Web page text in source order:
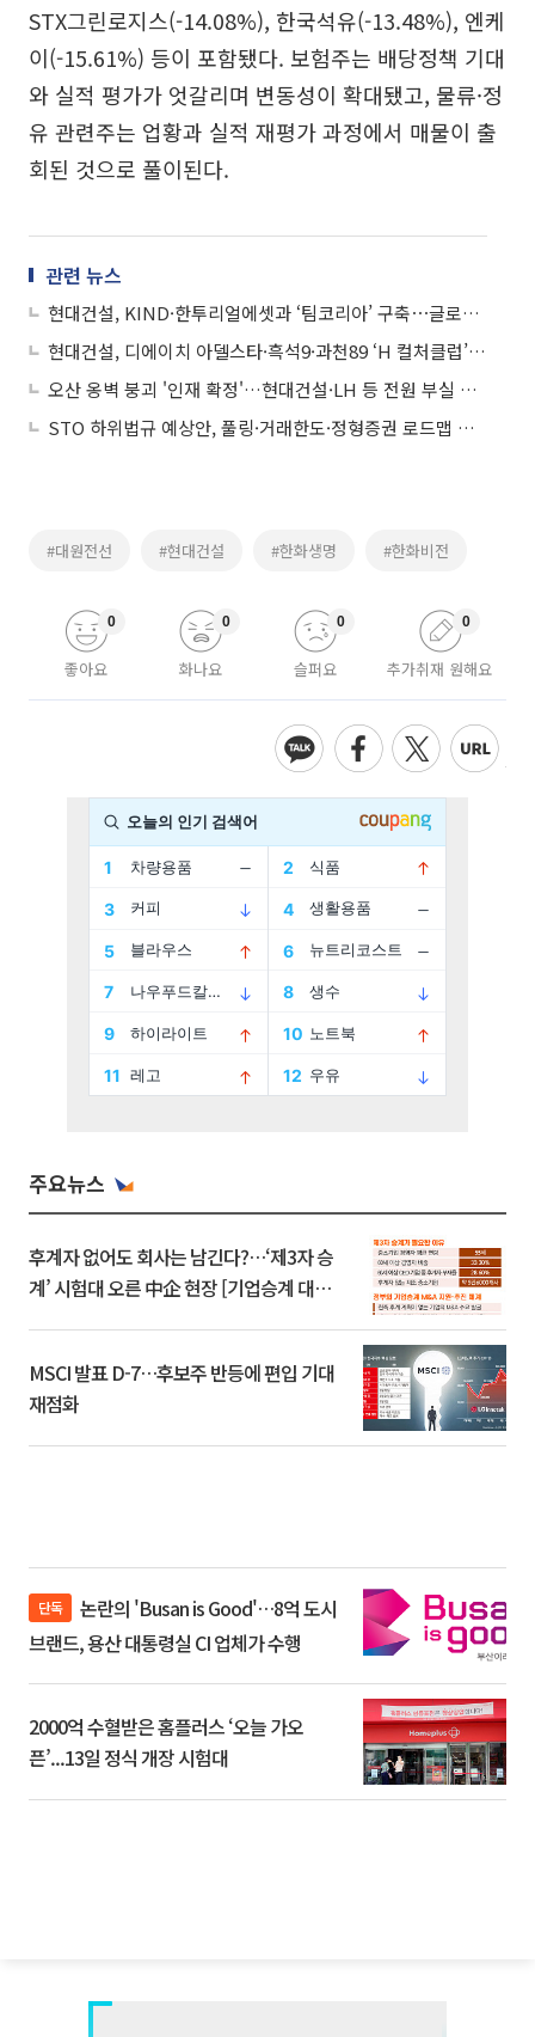
STX그린로지스(-14.08%), 한국석유(-13.48%), 엔케
이(-15.61%) 등이 포함됐다. 보험주는 배당정책 기대
와 실적 평가가 엇갈리며 변동성이 확대됐고, 물류·정
유 관련주는 업황과 실적 재평가 과정에서 매물이 출
회된 것으로 풀이된다.
관련 뉴스
현대건설, KIND·한투리얼에셋과 ‘팀코리아’ 구축⋯글로벌 부동산 개발 본격화
현대건설, 디에이치 아델스타·흑석9·과천89 ‘H 컬처클럽’ 도입
오산 옹벽 붕괴 '인재 확정'…현대건설·LH 등 전원 부실 책임
STO 하위법규 예상안, 풀링·거래한도·정형증권 로드맵 제시
#대원전선 #현대건설 #한화생명 #한화비전
좋아요
0
화나요
0
슬퍼요
0
추가취재 원해요
0
주요뉴스
후계자 없어도 회사는 남긴다?…‘제3자 승
계’ 시험대 오른 中企 현장 [기업승계 대전
MSCI 발표 D-7…후보주 반등에 편입 기대
재점화
단독
브랜드, 용산 대통령실 CI 업체가 수행
2000억 수혈받은 홈플러스 ‘오늘 가오
픈’...13일 정식 개장 시험대